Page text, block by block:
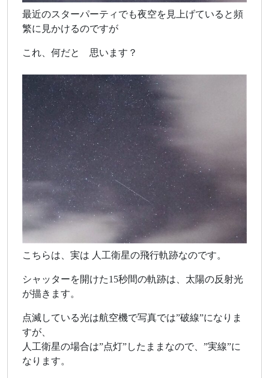
最近のスターパーティでも夜空を見上げていると頻
繁に見かけるのですが
これ、何だと 思います？
こちらは、実は 人工衛星の飛行軌跡なのです。
シャッターを開けた15秒間の軌跡は、太陽の反射光
が描きます。
点滅している光は航空機で写真では”破線”になりま
すが、
人工衛星の場合は”点灯”したままなので、”実線”に
なります。